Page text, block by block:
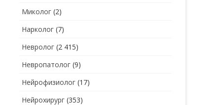
Миколог (2)
Нарколог (7)
Невролог (2 415)
Невропатолог (9)
Нейрофизиолог (17)
Нейрохирург (353)